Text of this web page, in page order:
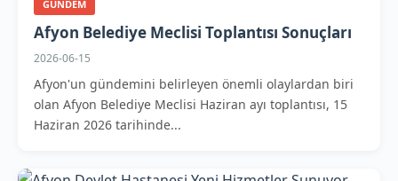
GUNDEM
Afyon Belediye Meclisi Toplantısı Sonuçları
2026-06-15
Afyon'un gündemini belirleyen önemli olaylardan biri
olan Afyon Belediye Meclisi Haziran ayı toplantısı, 15
Haziran 2026 tarihinde...